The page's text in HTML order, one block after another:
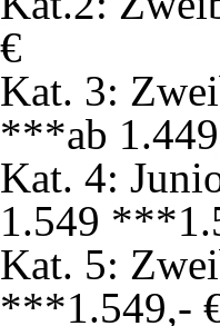
€
Kat. 3:
***ab
Kat. 4:
1.549
Kat. 5:
***1.549,-